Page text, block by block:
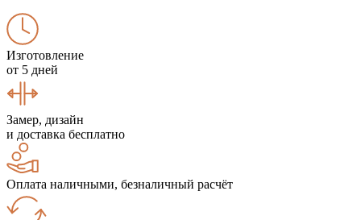
Изготовление
от 5 дней
Замер, дизайн
и доставка бесплатно
Оплата наличными, безналичный расчёт